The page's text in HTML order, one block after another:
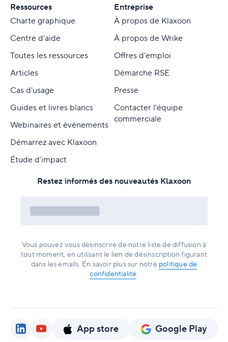
Ressources
Charte graphique
Centre d’aide
Toutes les ressources
Articles
Cas d'usage
Guides et livres blancs
Webinaires et événements
Démarrez avec Klaxoon
Étude d’impact
Entreprise
À propos de Klaxoon
À propos de Wrike
Offres d’emploi
Démarche RSE
Presse
Contacter l'équipe
commerciale
Restez informés des nouveautés Klaxoon
Vous pouvez vous désinscrire de notre liste de diffusion à
tout moment, en utilisant le lien de désinscription figurant
dans les emails. En savoir plus sur notre politique de
confidentialité.
App store Google Play